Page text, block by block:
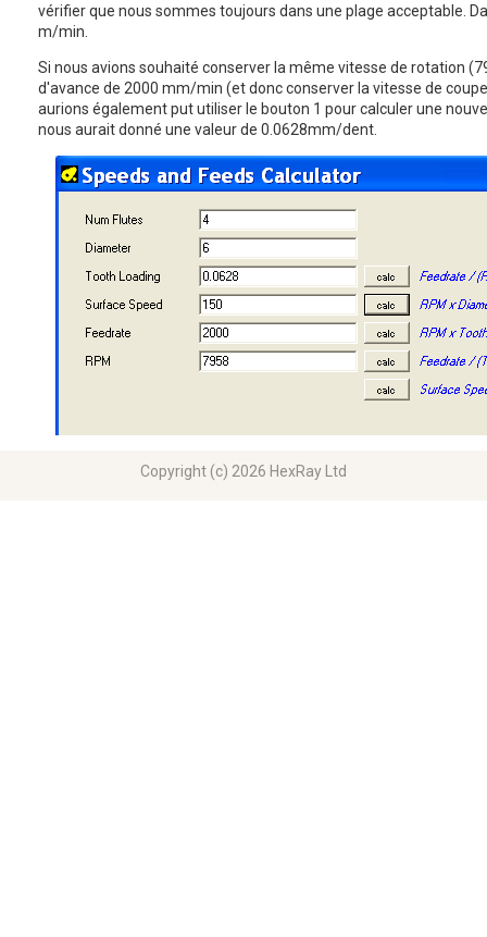
vérifier que nous sommes toujours dans une plage acceptable.
m/min.
Si nous avions souhaité conserver la même vitesse de rotation
d'avance de 2000 mm/min (et donc conserver la vitesse de
aurions également put utiliser le bouton 1 pour calculer une
nous aurait donné une valeur de 0.0628mm/dent.
Copyright (c) 2026 HexRay Ltd